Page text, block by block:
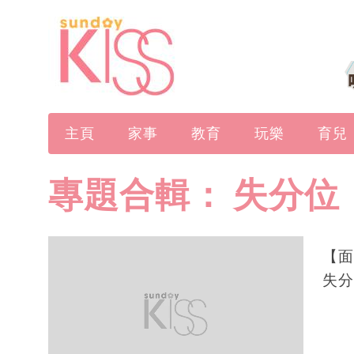
主頁 家事 教育 玩樂 育兒
專題合輯： 失分位
【
失